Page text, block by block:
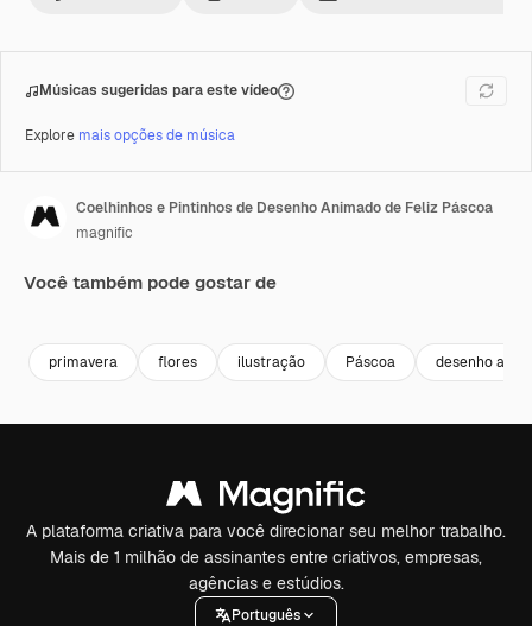
Músicas sugeridas para este vídeo
Explore mais opções de música
Coelhinhos e Pintinhos de Desenho Animado de Feliz Páscoa
magnific
Você também pode gostar de
primavera flores ilustração Páscoa desenho
A plataforma criativa para você direcionar seu melhor trabalho.
Mais de 1 milhão de assinantes entre criativos, empresas,
agências e estúdios.
Português